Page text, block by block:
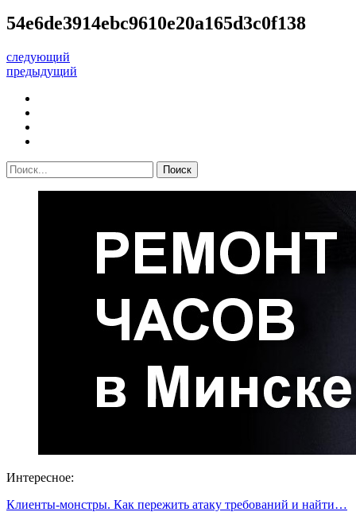
54e6de3914ebc9610e20a165d3c0f138
следующий
предыдущий
Интересное:
Клиенты-монстры. Как пережить атаку требований и найти…